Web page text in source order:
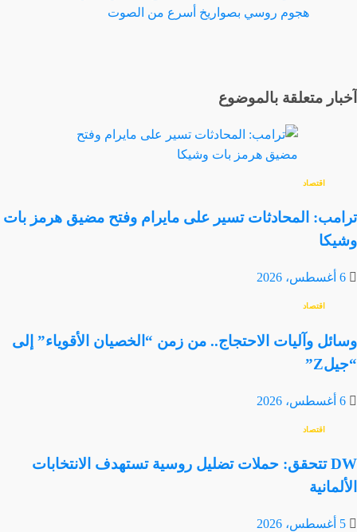
هجوم روسي بصواريخ أسرع من الصوت
آخبار متعلقة بالموضوع
اقتصاد
ترامب: المحادثات تسير على مايرام وفتح مضيق هرمز بات
وشيكا
6 أغسطس، 2026
اقتصاد
وسائل وآليات الاحتجاج.. من زمن “الخصيان الأقوياء” إلى
“جيلZ”
6 أغسطس، 2026
اقتصاد
DW تتحقق: حملات تضليل روسية تستهدف الانتخابات
الألمانية
5 أغسطس، 2026